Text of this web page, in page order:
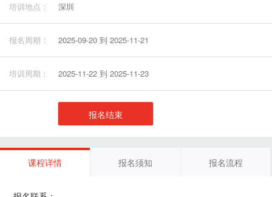
培训地点： 深圳
报名周期： 2025-09-20 到 2025-11-21
培训周期： 2025-11-22 到 2025-11-23
报名结束
课程详情 报名须知 报名流程